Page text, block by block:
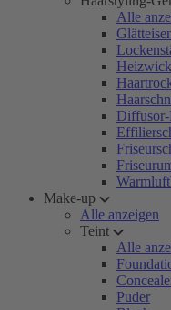
Alle
Diffusor-
Make-up
Alle anzeigen
Teint
Alle
Puder